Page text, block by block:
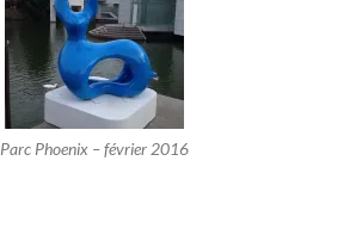
Parc Phoenix – février 2016